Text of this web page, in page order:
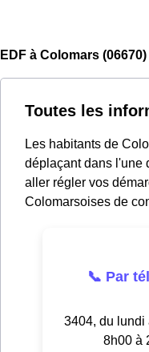
EDF à Colomars (06670)
Toutes les
Les habitants de
déplaçant dans l'une
aller régler vos
Colomarsoises de
📞 Par
3404, du lundi
8h00 à